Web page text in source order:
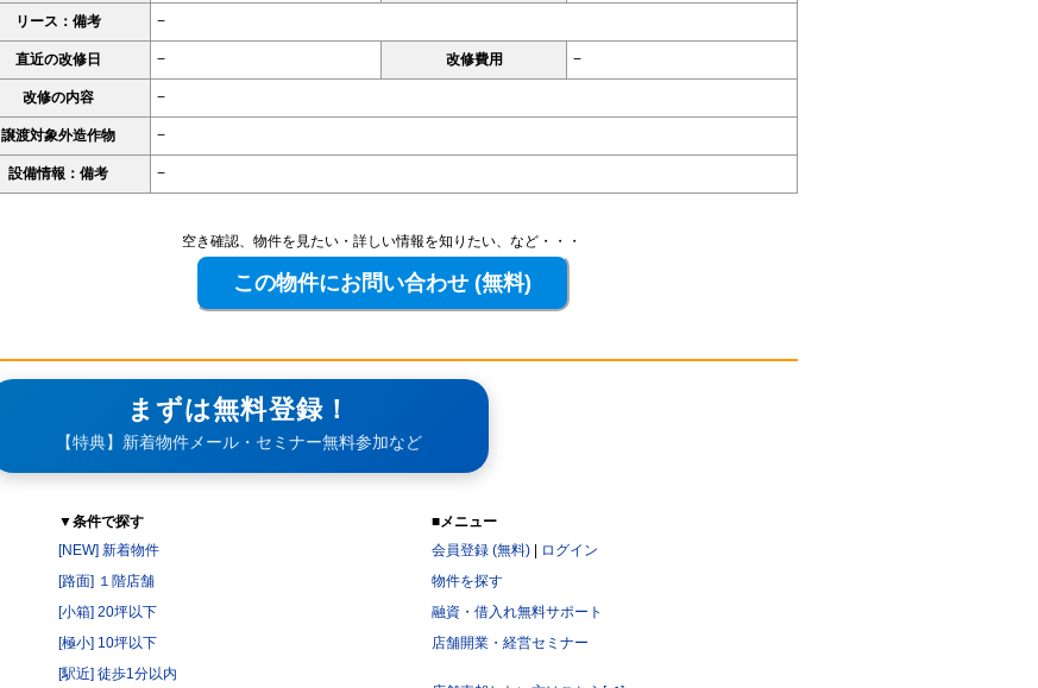
リース：備考 −
直近の改修日 − 改修費用 −
改修の内容 −
譲渡対象外造作物 −
設備情報：備考 −
空き確認、物件を見たい・詳しい情報を知りたい、など・・・
まずは無料登録！
【特典】新着物件メール・セミナー無料参加など
▼条件で探す
[NEW] 新着物件
[路面] １階店舗
[小箱] 20坪以下
[極小] 10坪以下
[駅近] 徒歩1分以内
■メニュー
会員登録 (無料)| ログイン
物件を探す
融資・借入れ無料サポート
店舗開業・経営セミナー